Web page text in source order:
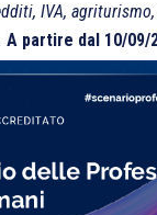
IVA,
A partire dal 10/09/